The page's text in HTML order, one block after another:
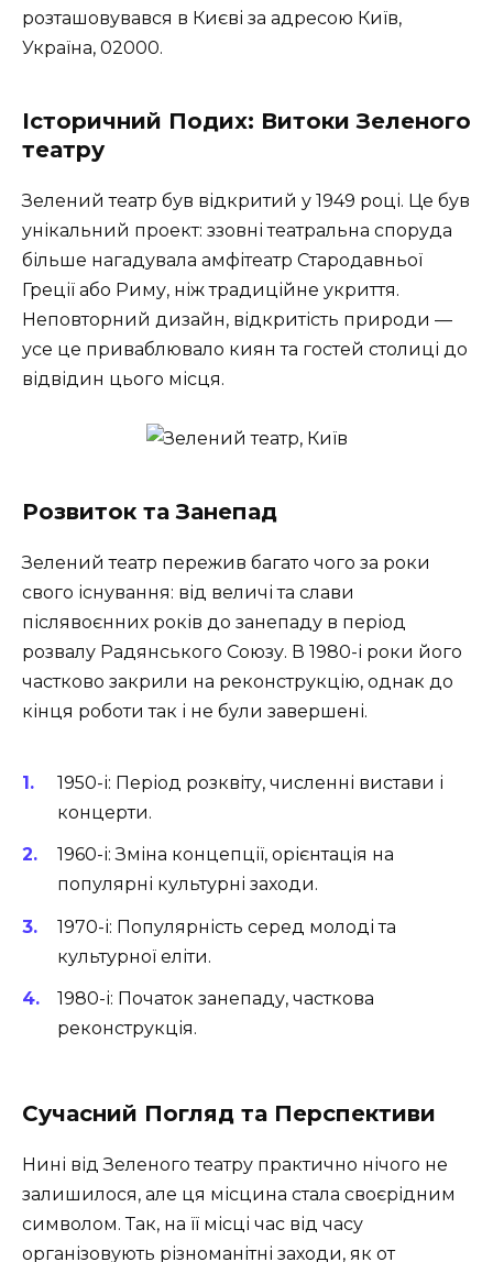
розташовувався в Києві за адресою Київ,
Україна, 02000.
Історичний Подих: Витоки Зеленого
театру
Зелений театр був відкритий у 1949 році. Це був
унікальний проект: ззовні театральна споруда
більше нагадувала амфітеатр Стародавньої
Греції або Риму, ніж традиційне укриття.
Неповторний дизайн, відкритість природи —
усе це приваблювало киян та гостей столиці до
відвідин цього місця.
Розвиток та Занепад
Зелений театр пережив багато чого за роки
свого існування: від величі та слави
післявоєнних років до занепаду в період
розвалу Радянського Союзу. В 1980-і роки його
частково закрили на реконструкцію, однак до
кінця роботи так і не були завершені.
1950-і: Період розквіту, численні вистави і
концерти.
1960-і: Зміна концепції, орієнтація на
популярні культурні заходи.
1970-і: Популярність серед молоді та
культурної еліти.
1980-і: Початок занепаду, часткова
реконструкція.
Сучасний Погляд та Перспективи
Нині від Зеленого театру практично нічого не
залишилося, але ця місцина стала своєрідним
символом. Так, на її місці час від часу
організовують різноманітні заходи, як от